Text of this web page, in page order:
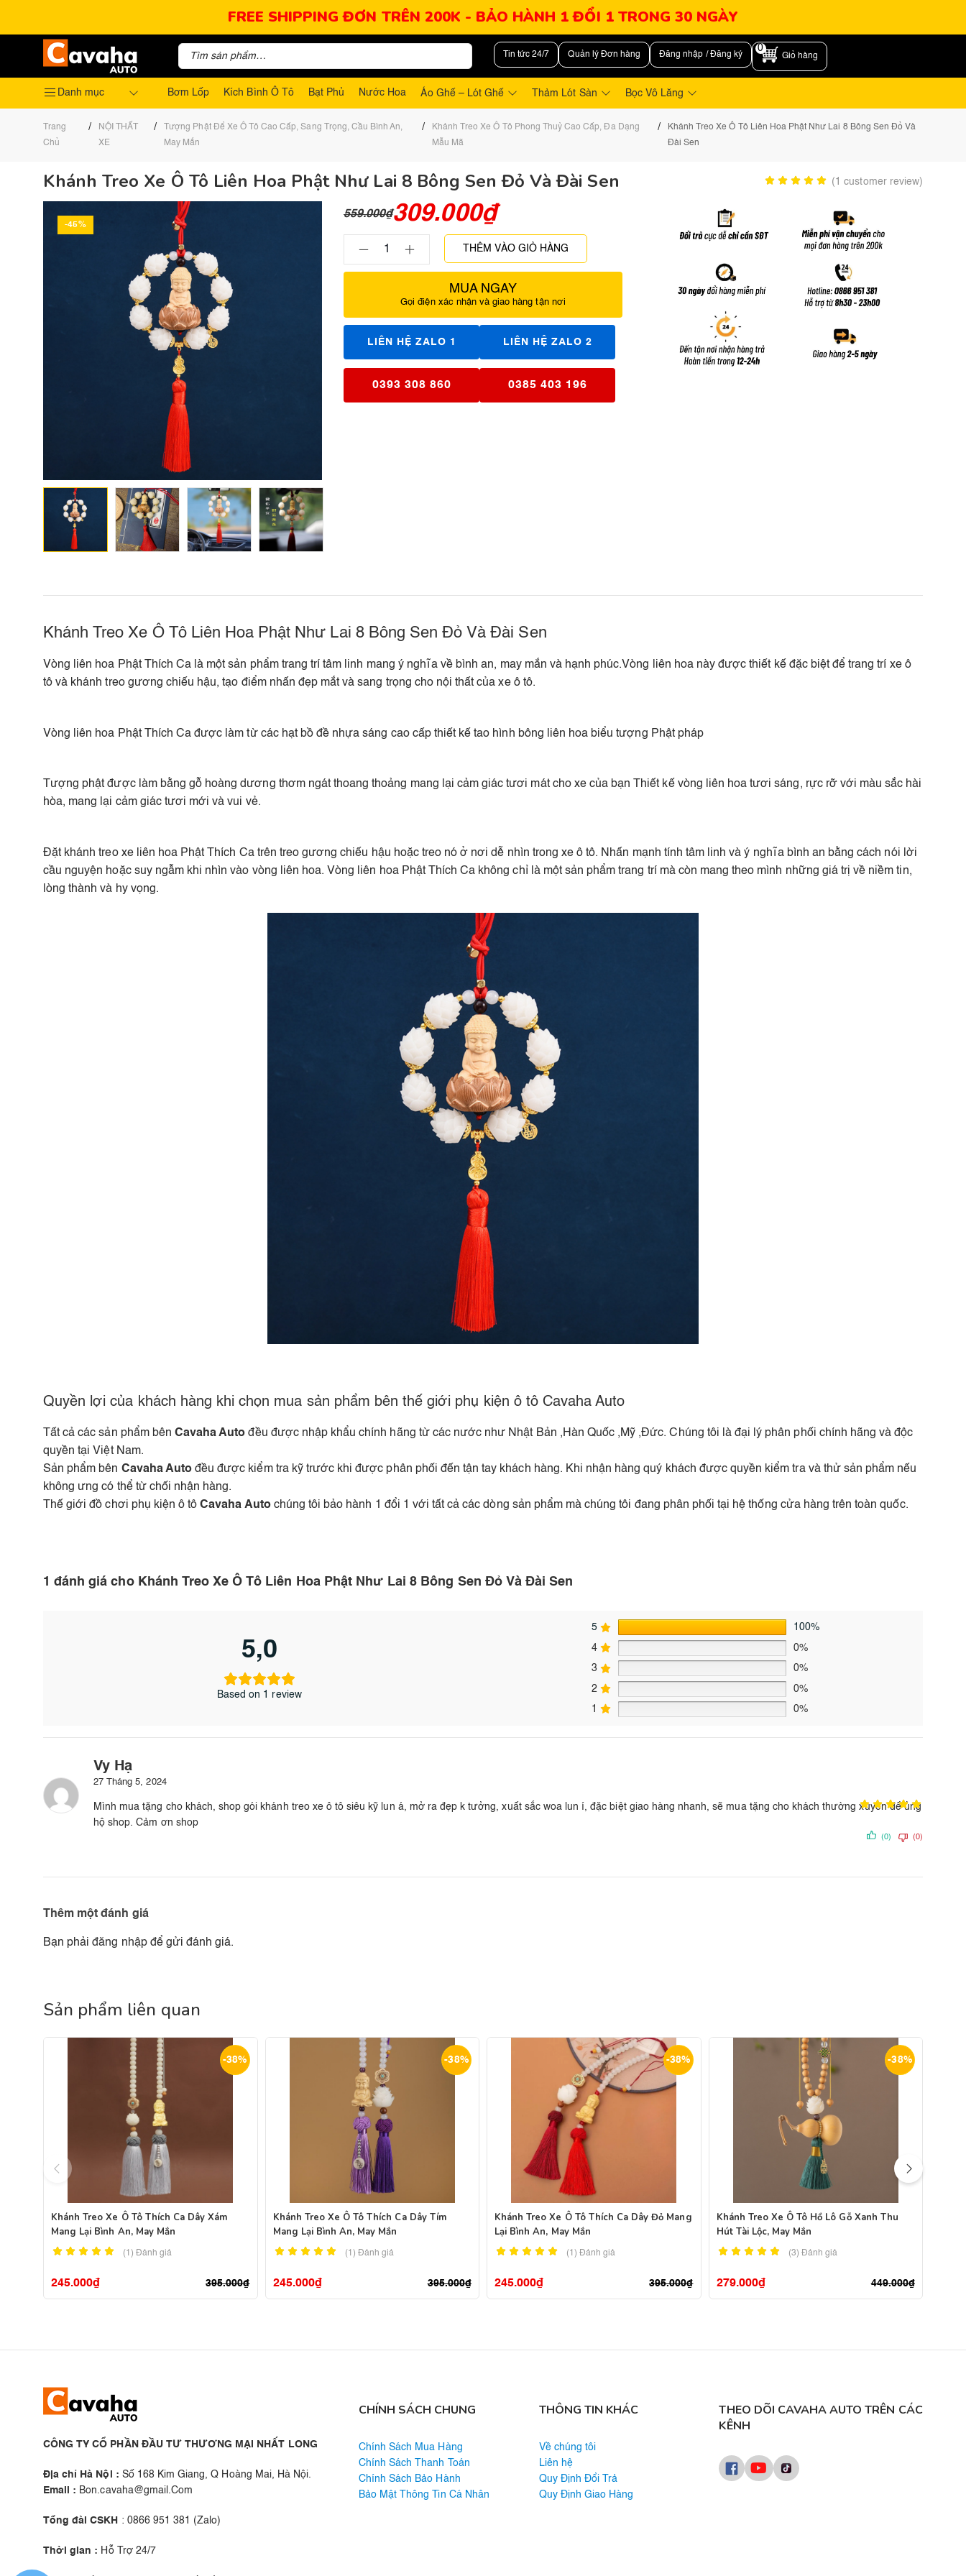
FREE SHIPPING ĐƠN TRÊN 200K - BẢO HÀNH 1 ĐỔI 1 TRONG 30 NGÀY
Tin tức 24/7 Quản lý Đơn hàng Đăng nhập / Đăng ký
0
Giỏ hàng
Danh mục Bơm Lốp Kích Bình Ô Tô Bạt Phủ Nước Hoa Áo Ghế – Lót Ghế Thảm Lót Sàn Bọc Vô Lăng
Trang
Chủ
/
NỘI THẤT
XE
/
Tượng Phật Để Xe Ô Tô Cao Cấp, Sang Trọng, Cầu Bình An,
May Mắn
/
Khánh Treo Xe Ô Tô Phong Thuỷ Cao Cấp, Đa Dạng
Mẫu Mã
/
Khánh Treo Xe Ô Tô Liên Hoa Phật Như Lai 8 Bông Sen Đỏ Và
Đài Sen
Khánh Treo Xe Ô Tô Liên Hoa Phật Như Lai 8 Bông Sen Đỏ Và Đài Sen (1 customer review)
-45%
559.000₫309.000₫
THÊM VÀO GIỎ HÀNG
MUA NGAY
Gọi điện xác nhận và giao hàng tận nơi
LIÊN HỆ ZALO 1 LIÊN HỆ ZALO 2
0393 308 860 0385 403 196
Khánh Treo Xe Ô Tô Liên Hoa Phật Như Lai 8 Bông Sen Đỏ Và Đài Sen
Vòng liên hoa Phật Thích Ca là một sản phẩm trang trí tâm linh mang ý nghĩa về bình an, may mắn và hạnh phúc.Vòng liên hoa này được thiết kế đặc biệt để trang trí xe ô
tô và khánh treo gương chiếu hậu, tạo điểm nhấn đẹp mắt và sang trọng cho nội thất của xe ô tô.
Vòng liên hoa Phật Thích Ca được làm từ các hạt bồ đề nhựa sáng cao cấp thiết kế tao hình bông liên hoa biểu tượng Phật pháp
Tượng phật được làm bằng gỗ hoàng dương thơm ngát thoang thoảng mang lại cảm giác tươi mát cho xe của bạn Thiết kế vòng liên hoa tươi sáng, rực rỡ với màu sắc hài
hòa, mang lại cảm giác tươi mới và vui vẻ.
Đặt khánh treo xe liên hoa Phật Thích Ca trên treo gương chiếu hậu hoặc treo nó ở nơi dễ nhìn trong xe ô tô. Nhấn mạnh tính tâm linh và ý nghĩa bình an bằng cách nói lời
cầu nguyện hoặc suy ngẫm khi nhìn vào vòng liên hoa. Vòng liên hoa Phật Thích Ca không chỉ là một sản phẩm trang trí mà còn mang theo mình những giá trị về niềm tin,
lòng thành và hy vọng.
Quyền lợi của khách hàng khi chọn mua sản phẩm bên thế giới phụ kiện ô tô Cavaha Auto
Tất cả các sản phẩm bên Cavaha Auto đều được nhập khẩu chính hãng từ các nước như Nhật Bản ,Hàn Quốc ,Mỹ ,Đức. Chúng tôi là đại lý phân phối chính hãng và độc
quyền tại Việt Nam.
Sản phẩm bên Cavaha Autođều được kiểm tra kỹ trước khi được phân phối đến tận tay khách hàng. Khi nhận hàng quý khách được quyền kiểm tra và thử sản phẩm nếu
không ưng có thể từ chối nhận hàng.
Thế giới đồ chơi phụ kiện ô tôCavaha Autochúng tôi bảo hành 1 đổi 1 với tất cả các dòng sản phẩm mà chúng tôi đang phân phối tại hệ thống cửa hàng trên toàn quốc.
1 đánh giá cho Khánh Treo Xe Ô Tô Liên Hoa Phật Như Lai 8 Bông Sen Đỏ Và Đài Sen
5,0
Based on 1 review
5 100%
4 0%
3 0%
2 0%
1 0%
Vy Hạ
27 Tháng 5, 2024
Mình mua tặng cho khách, shop gói khánh treo xe ô tô siêu kỹ lun á, mở ra đẹp k tưởng, xuất sắc woa lun í, đặc biệt giao hàng nhanh, sẽ mua tặng cho khách thường xuyên để ủng
hộ shop. Cảm ơn shop
(0) (0)
Thêm một đánh giá
Bạn phảiđăng nhậpđể gửi đánh giá.
Sản phẩm liên quan
-38%
Khánh Treo Xe Ô Tô Thích Ca Dây Xám
Mang Lại Bình An, May Mắn
(1)Đánh giá
395.000₫
245.000₫
-38%
Khánh Treo Xe Ô Tô Thích Ca Dây Tím
Mang Lại Bình An, May Mắn
(1) Đánh giá
395.000₫
245.000₫
-38%
Khánh Treo Xe Ô Tô Thích Ca Dây Đỏ Mang
Lại Bình An, May Mắn
(1)Đánh giá
395.000₫
245.000₫
-38%
Khánh Treo Xe Ô Tô Hồ Lô Gỗ Xanh Thu
Hút Tài Lộc, May Mắn
(3) Đánh giá
449.000₫
279.000₫
CÔNG TY CỔ PHẦN ĐẦU TƯ THƯƠNG MẠI NHẤT LONG
Địa chỉ Hà Nội : Số 168 Kim Giang, Q Hoàng Mai, Hà Nội.
Email : Bon.cavaha@gmail.Com
Tổng đài CSKH : 0866 951 381 (Zalo)
Thời gian : Hỗ Trợ 24/7
CHÍNH SÁCH CHUNG
Chính Sách Mua Hàng
Chính Sách Thanh Toán
Chính Sách Bảo Hành
Bảo Mật Thông Tin Cá Nhân
THÔNG TIN KHÁC
Về chúng tôi
Liên hệ
Quy Định Đổi Trả
Quy Định Giao Hàng
THEO DÕI CAVAHA AUTO TRÊN CÁC
KÊNH